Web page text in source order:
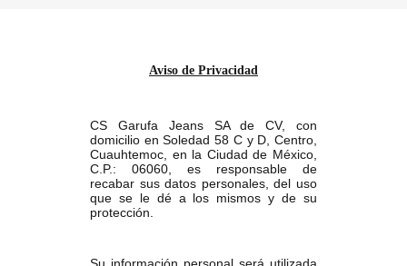
Aviso de Privacidad
CS Garufa Jeans SA de CV, con
domicilio en Soledad 58 C y D, Centro,
Cuauhtemoc, en la Ciudad de México,
C.P.: 06060, es responsable de
recabar sus datos personales, del uso
que se le dé a los mismos y de su
protección.